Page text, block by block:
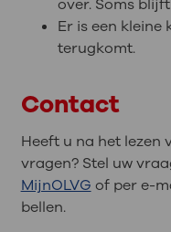
over. Soms
Er is een kleine
terugkomt.
Contact
Heeft u na het lezen
vragen? Stel uw
MijnOLVG of per e-
bellen.